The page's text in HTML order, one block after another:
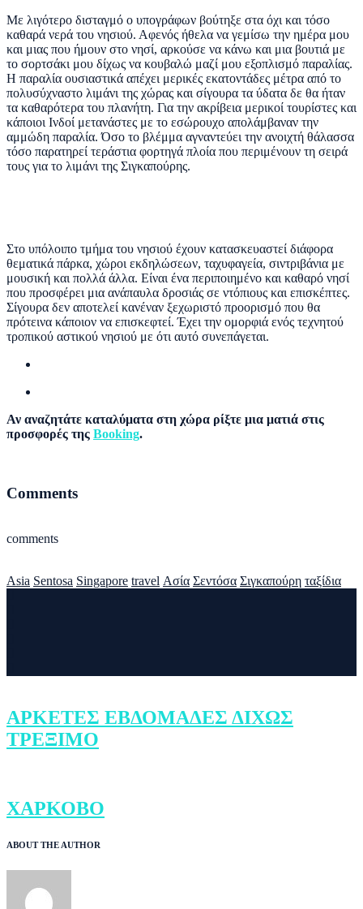
Με λιγότερο δισταγμό ο υπογράφων βούτηξε στα όχι και τόσο
καθαρά νερά του νησιού. Αφενός ήθελα να γεμίσω την ημέρα μου
και μιας που ήμουν στο νησί, αρκούσε να κάνω και μια βουτιά με
το σορτσάκι μου δίχως να κουβαλώ μαζί μου εξοπλισμό παραλίας.
Η παραλία ουσιαστικά απέχει μερικές εκατοντάδες μέτρα από το
πολυσύχναστο λιμάνι της χώρας και σίγουρα τα ύδατα δε θα ήταν
τα καθαρότερα του πλανήτη. Για την ακρίβεια μερικοί τουρίστες και
κάποιοι Ινδοί μετανάστες με το εσώρουχο απολάμβαναν την
αμμώδη παραλία. Όσο το βλέμμα αγναντεύει την ανοιχτή θάλασσα
τόσο παρατηρεί τεράστια φορτηγά πλοία που περιμένουν τη σειρά
τους για το λιμάνι της Σιγκαπούρης.
Στο υπόλοιπο τμήμα του νησιού έχουν κατασκευαστεί διάφορα
θεματικά πάρκα, χώροι εκδηλώσεων, ταχυφαγεία, σιντριβάνια με
μουσική και πολλά άλλα. Είναι ένα περιποιημένο και καθαρό νησί
που προσφέρει μια ανάπαυλα δροσιάς σε ντόπιους και επισκέπτες.
Σίγουρα δεν αποτελεί κανέναν ξεχωριστό προορισμό που θα
πρότεινα κάποιον να επισκεφτεί. Έχει την ομορφιά ενός τεχνητού
τροπικού αστικού νησιού με ότι αυτό συνεπάγεται.
Αν αναζητάτε καταλύματα στη χώρα ρίξτε μια ματιά στις
προσφορές της Booking.
Comments
comments
Asia Sentosa Singapore travel Ασία Σεντόσα Σιγκαπούρη ταξίδια
ΑΡΚΕΤΕΣ ΕΒΔΟΜΑΔΕΣ ΔΙΧΩΣ
ΤΡΕΞΙΜΟ
ΧΑΡΚΟΒΟ
ABOUT THE AUTHOR